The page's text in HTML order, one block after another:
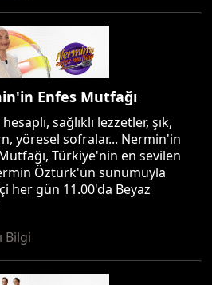
Enfes Mutfağı
sağlıklı lezzetler, şık,
yöresel sofralar... Nermin'in
Türkiye'nin en sevilen
Öztürk'ün sunumuyla
her gün 11.00'da Beyaz
Bilgi